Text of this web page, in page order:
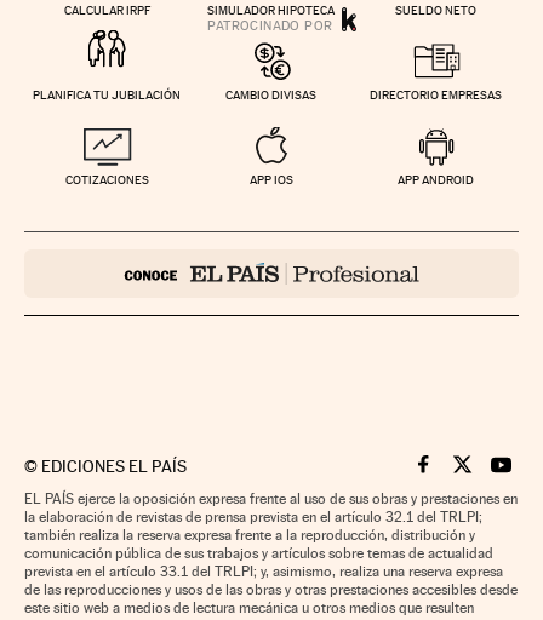
CALCULAR IRPF SIMULADOR HIPOTECA SUELDO NETO
PLANIFICA TU JUBILACIÓN CAMBIO DIVISAS DIRECTORIO EMPRESAS
COTIZACIONES APP IOS APP ANDROID
© EDICIONES EL PAÍS Cinco Días en
Cinco Días
Cinco
EL PAÍS ejerce la oposición expresa frente al uso de sus obras y prestaciones en
la elaboración de revistas de prensa prevista en el artículo 32.1 del TRLPI;
también realiza la reserva expresa frente a la reproducción, distribución y
comunicación pública de sus trabajos y artículos sobre temas de actualidad
prevista en el artículo 33.1 del TRLPI; y, asimismo, realiza una reserva expresa
de las reproducciones y usos de las obras y otras prestaciones accesibles desde
este sitio web a medios de lectura mecánica u otros medios que resulten